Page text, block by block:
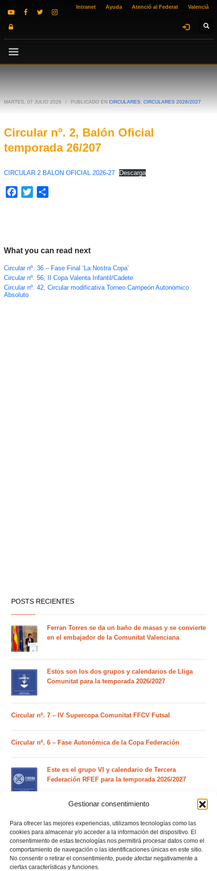
Gestionar consentimiento
Para ofrecer las mejores experiencias, utilizamos tecnologías como las
cookies para almacenar y/o acceder a la información del dispositivo. El
consentimiento de estas tecnologías nos permitirá procesar datos como el
comportamiento de navegación o las identificaciones únicas en este sitio.
No consentir o retirar el consentimiento, puede afectar negativamente a
ciertas características y funciones.
Intranet Ayuda Atenció al Federat Valencià
MARTES, 07 JULIO 2026 / PUBLICADO EN CIRCULARES CIRCULARES 2026/2027
Circular nº. 2, Balón Oficial
temporada 26/207
CIRCULAR 2 BALON OFICIAL 2026-27 Descarga
Facebook
Twitter
What you can read next
Circular nº. 36 – Fase Final ‘La Nostra Copa’
Circular nº. 56, II Copa Valenta Infantil/Cadete
Circular nº. 42, Circular modificativa Torneo Campeón Autonómico
Absoluto
POSTS RECIENTES
Ferran Torres se da un baño de masas y se convierte
en el embajador de la Comunitat Valenciana
Estos son los dos grupos y calendarios de Lliga
Comunitat para la temporada 2026/2027
Circular nº. 7 – IV Supercopa Comunitat FFCV Futsal
Circular nº. 6 – Fase Autonómica de la Copa Federación
Este es el grupo VI y calendario de Tercera
Federación RFEF para la temporada 2026/2027
fútbol sala de la temporada 2026/2027
El calendario del grupo VI de Tercera Federación
RFEF para la temporada 2026/27 se sorteará el